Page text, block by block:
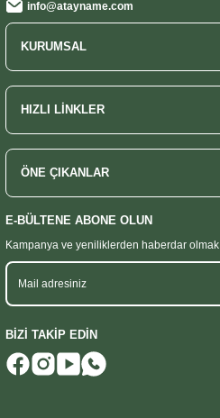
KURUMSAL
info@atayname.com
HIZLI LİNKLER
ÖNE ÇIKANLAR
E-BÜLTENE ABONE OLUN
Kampanya ve yeniliklerden haberdar olmak
BİZİ TAKİP EDİN